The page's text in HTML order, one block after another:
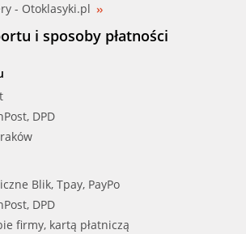
- Otoklasyki.pl
i sposoby płatności
DPD
Blik, Tpay, PayPo
DPD
firmy, kartą płatniczą